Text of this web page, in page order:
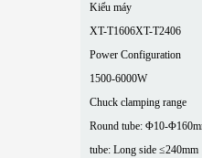
Kiểu máy
XT-T1606XT-T2406
Power Configuration
1500-6000W
Chuck clamping range
Round tube: Φ10-
tube: Long side ≤240mm